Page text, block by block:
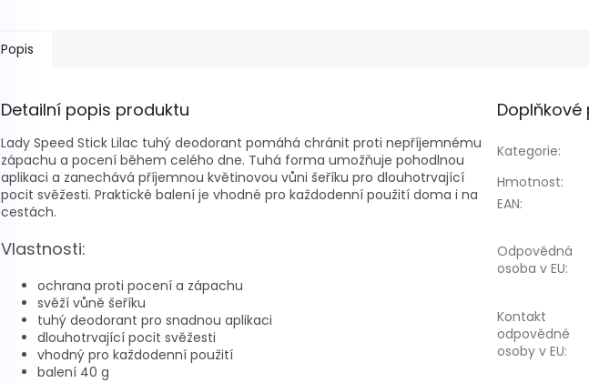
Popis
Detailní popis produktu
Lady Speed Stick Lilac tuhý deodorant pomáhá chránit proti nepříjemnému
zápachu a pocení během celého dne. Tuhá forma umožňuje pohodlnou
aplikaci a zanechává příjemnou květinovou vůni šeříku pro dlouhotrvající
pocit svěžesti. Praktické balení je vhodné pro každodenní použití doma i na
cestách.
Vlastnosti:
ochrana proti pocení a zápachu
svěží vůně šeříku
tuhý deodorant pro snadnou aplikaci
dlouhotrvající pocit svěžesti
vhodný pro každodenní použití
balení 40 g
Kategorie:
Hmotnost:
EAN:
Odpovědná
osoba v EU:
Kontakt
odpovědné
osoby v EU: